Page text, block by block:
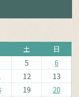
土 日
5
6
12
13
19
20